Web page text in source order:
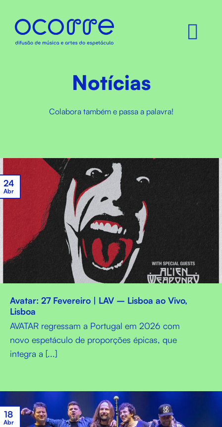
content
Notícias
Colabora também e passa a palavra!
Avatar: 27 Fevereiro | LAV – Lisboa ao Vivo,
Lisboa
AVATAR regressam a Portugal em 2026 com
novo espetáculo de proporções épicas, que
integra a [...]
24
Abr
18
Abr